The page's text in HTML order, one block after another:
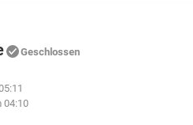
Geschlossen
04:10